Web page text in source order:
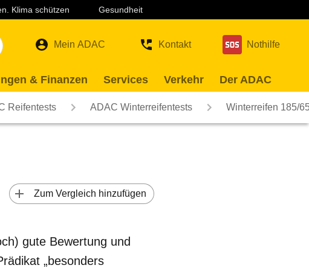
Klima schützen Gesundheit
Mein ADAC Kontakt Nothilfe
& Finanzen Services Verkehr Der ADAC
Reifentests ADAC Winterreifentests Winterreifen 185/
Zum Vergleich hinzufügen
gute Bewertung und
„besonders